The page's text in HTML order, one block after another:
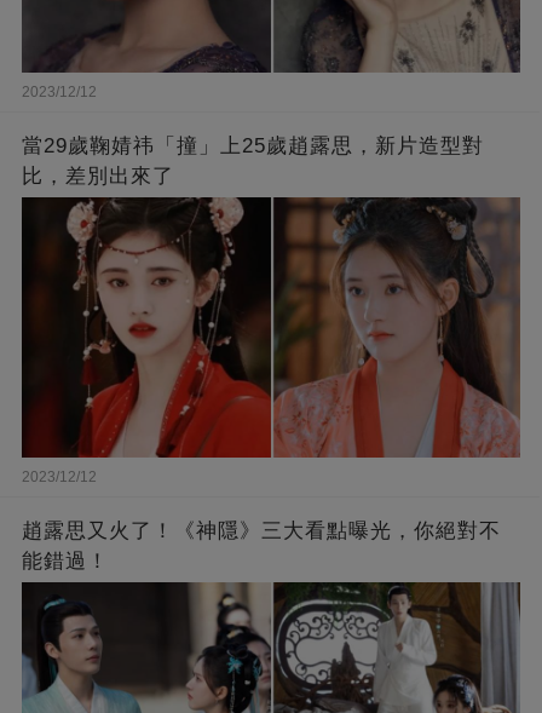
2023/12/12
當29歲鞠婧祎「撞」上25歲趙露思，新片造型對
比，差別出來了
2023/12/12
趙露思又火了！《神隱》三大看點曝光，你絕對不
能錯過！